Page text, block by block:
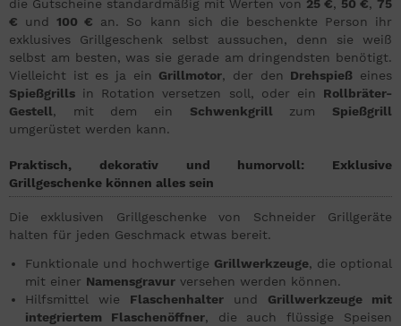
die Gutscheine standardmäßig mit Werten von 25 €, 50 €, 75
€ und100 € an. So kann sich die beschenkte Person ihr
exklusives Grillgeschenk selbst aussuchen, denn sie weiß
selbst am besten, was sie gerade am dringendsten benötigt.
Vielleicht ist es ja ein Grillmotor, der den Drehspieß eines
Spießgrills in Rotation versetzen soll, oder ein Rollbräter-
Gestell, mit dem ein Schwenkgrill zum Spießgrill
umgerüstet werden kann.
Praktisch, dekorativ und humorvoll: Exklusive
Grillgeschenke können alles sein
Die exklusiven Grillgeschenke von Schneider Grillgeräte
halten für jeden Geschmack etwas bereit.
Funktionale und hochwertige Grillwerkzeuge, die optional
mit einer Namensgravur versehen werden können.
Hilfsmittel wie Flaschenhalter und Grillwerkzeuge mit
integriertem Flaschenöffner, die auch flüssige Speisen